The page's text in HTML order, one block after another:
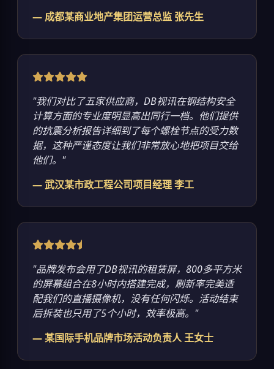
— 成都某商业地产集团运营总监 张先生
"我们对比了五家供应商，DB视讯在钢结构安全
计算方面的专业度明显高出同行一档。他们提供
的抗震分析报告详细到了每个螺栓节点的受力数
据，这种严谨态度让我们非常放心地把项目交给
他们。"
— 武汉某市政工程公司项目经理 李工
"品牌发布会用了DB视讯的租赁屏，800多平方米
的屏幕组合在8小时内搭建完成，刷新率完美适
配我们的直播摄像机，没有任何闪烁。活动结束
后拆装也只用了5个小时，效率极高。"
— 某国际手机品牌市场活动负责人 王女士